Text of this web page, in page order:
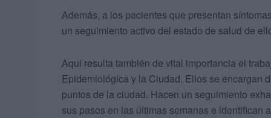
Además, a los pacientes que presentan
un seguimiento activo del estado de salud de
Aquí resulta también de vital importancia el
Epidemiológica y la Ciudad. Ellos se encargan
puntos de la ciudad. Hacen un seguimiento
sus pasos en las últimas semanas e identifican